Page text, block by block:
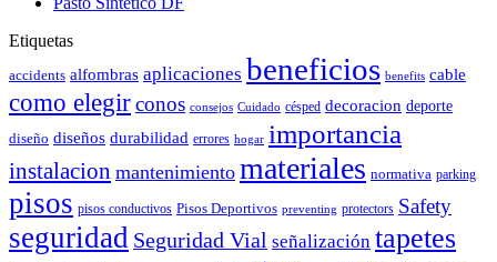
Etiquetas
accidents alfombras aplicaciones beneficios benefits cable
como elegirconos consejos Cuidado césped decoracion deporte
diseño diseños durabilidad errores hogar importancia
instalacion mantenimiento materiales normativa parking
pisos pisos conductivos Pisos Deportivos preventing protectors Safety
seguridad Seguridad Vial señalización tapetes